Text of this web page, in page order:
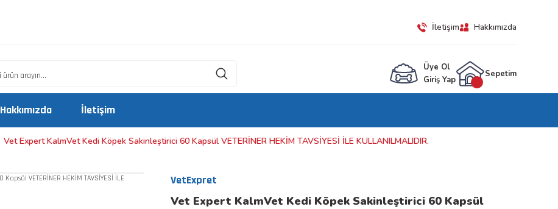
İletişim Hakkımızda
Üye Ol
Giriş Yap
Sepetim
Hakkımızda İletişim
Vet Expert KalmVet Kedi Köpek Sakinleştirici 60 Kapsül VETERİNER HEKİM TAVSİYESİ İLE KULLANILMALIDIR.
VetExpret
Vet Expert KalmVet Kedi Köpek Sakinleştirici 60 Kapsül